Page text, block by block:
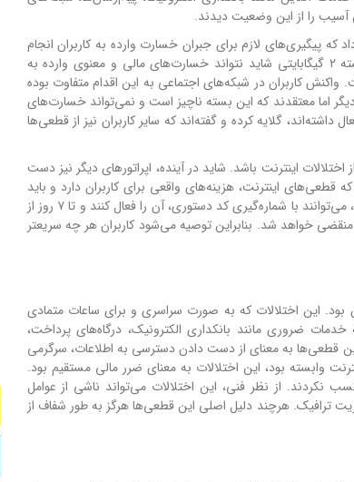
آسیب را از این وضعیت دیدند.
که پیگیری‌های لازم برای جبران خسارت وارده به کاربران انجام
خواهد شد. حالا پس از دو ماه، این وعده تا حدودی عملی شده است. هرچند یک بسته ۲ گیگابایتی شاید نتواند خسارت‌های مالی و معنوی وارده به
کاربران در شبکه‌های اجتماعی به این اقدام متفاوت بوده
اما معتقدند که این بسته ناچیز است و نمی‌تواند خسارت‌های
گلایه کرده و گفته‌اند که سایر کاربران نیز از قطعی‌ها
اینترنت باشد. شاید در آینده، اپراتورهای دیگر نیز دست
اینترنت، هزینه‌های واقعی برای کاربران دارد و باید
برای جبران آن چاره‌ای اندیشید. مشترکان همراه اول که شرایط دریافت این بسته را دارند، می‌توانند با شماره‌گیری کد دستوری، آن را فعال کنند و تا ۷ روز از
استفاده نمایند. این فرصت محدود است و پس از ۷ روز، بسته منقضی خواهد شد. بنابراین توصیه می‌شود کاربران هر چه سریعتر
اینترنت در ایران بود. این اختلالات که به صورت سراسری و برای ساعات متمادی
ضروری مانند بانکداری الکترونیک، درگاه‌های پرداخت،
قطعی‌ها به معنای از دست دادن دسترسی به اطلاعات، سرگرمی
وابسته بود، این اختلالات به معنای ضرر مالی مستقیم بود.
از نظر فنی، این اختلالات می‌تواند ناشی از عوامل
ترافیک. هرچند دلیل اصلی این قطعی‌ها هرگز به طور شفاف از